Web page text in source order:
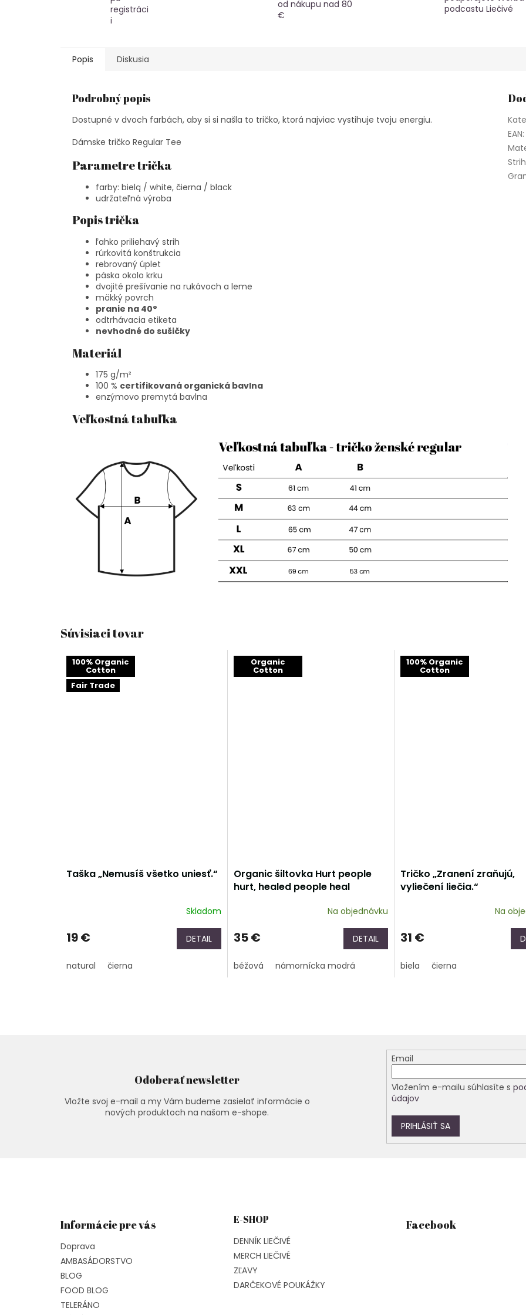
registráci
i
od nákupu nad 80
€
podcastu Liečivé
Súvisiaci tovar
100% Organic
Cotton
Fair Trade
Taška „Nemusíš všetko uniesť.“
Skladom
19 € DETAIL
natural čierna
Organic
Cotton
Organic šiltovka Hurt people
hurt, healed people heal
Na objednávku
35 € DETAIL
béžová námornícka modrá
100% Organic
Cotton
Tričko „Zranení zraňujú,
vyliečení liečia.“
Na
31 €
biela čierna
Popis Diskusia
Podrobný popis
Dostupné v dvoch farbách, aby si si našla to tričko, ktorá najviac vystihuje tvoju energiu.
Dámske tričko Regular Tee
Parametre trička
farby: bielą / white, čierna / black
udržateľná výroba
Popis trička
ľahko priliehavý strih
rúrkovitá konštrukcia
rebrovaný úplet
páska okolo krku
dvojité prešívanie na rukávoch a leme
mäkký povrch
pranie na 40°
odtrhávacia etiketa
nevhodné do sušičky
Materiál
175 g/m²
100 % certifikovaná organická bavlna
enzýmovo premytá bavlna
Veľkostná tabuľka
EAN:
Strih
Odoberať newsletter
Vložte svoj e-mail a my Vám budeme zasielať informácie o
nových produktoch na našom e-shope.
Email
Vložením e-mailu súhlasíte s
údajov
PRIHLÁSIŤ SA
Informácie pre vás
Doprava
AMBASÁDORSTVO
BLOG
FOOD BLOG
TELERÁNO
E-SHOP
DENNÍK LIEČIVÉ
MERCH LIEČIVÉ
ZĽAVY
DARČEKOVÉ POUKÁŽKY
Facebook